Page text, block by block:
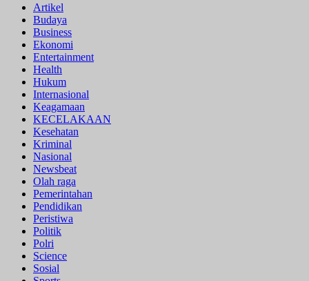
Artikel
Budaya
Business
Ekonomi
Entertainment
Health
Hukum
Internasional
Keagamaan
KECELAKAAN
Kesehatan
Kriminal
Nasional
Newsbeat
Olah raga
Pemerintahan
Pendidikan
Peristiwa
Politik
Polri
Science
Sosial